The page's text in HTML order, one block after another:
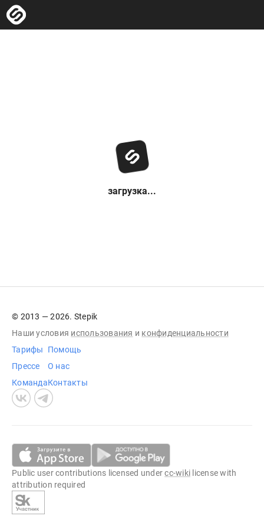
загрузка...
© 2013 — 2026. Stepik
Наши условия использования и конфиденциальности
Тарифы
Прессе
Команда
Помощь
О нас
Контакты
Public user contributions licensed undercc-wiki license with
attribution required